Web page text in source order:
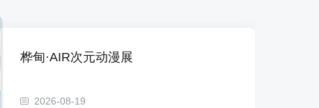
桦甸·AIR次元动漫展
2026-08-19